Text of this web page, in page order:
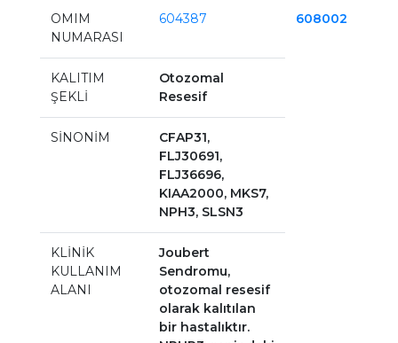
OMIM
NUMARASI
604387 608002
KALITIM
ŞEKLİ
Otozomal
Resesif
SİNONİM
CFAP31,
FLJ30691,
FLJ36696,
KIAA2000, MKS7,
NPH3, SLSN3
KLİNİK
KULLANIM
ALANI
Joubert
Sendromu,
otozomal resesif
olarak kalıtılan
bir hastalıktır.